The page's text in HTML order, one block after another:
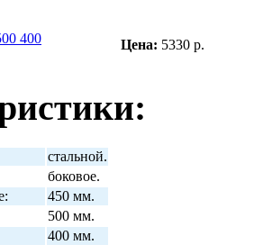
Цена: 5330 р.
стальной.
боковое.
450 мм.
500 мм.
400 мм.